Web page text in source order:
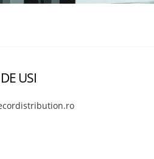
USI